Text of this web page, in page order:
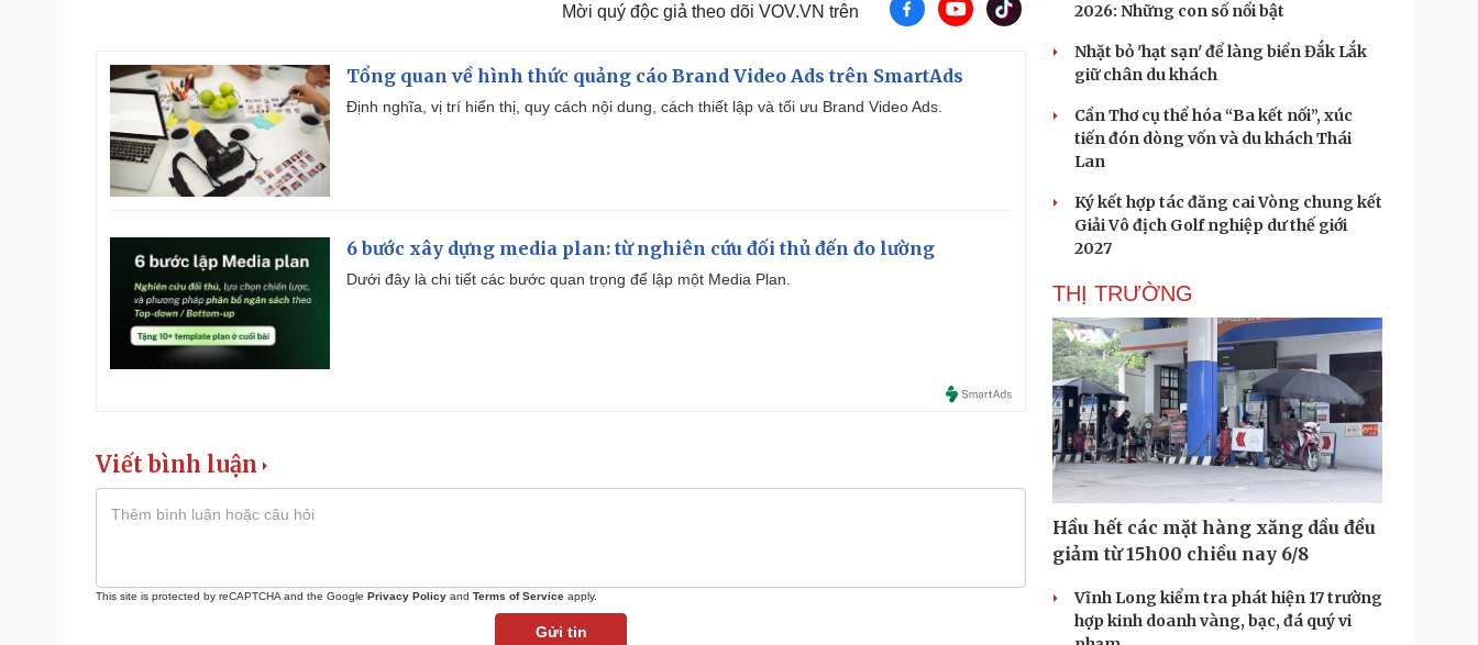
Mời quý độc giả theo dõi VOV.VN trên
Tổng quan về hình thức quảng cáo Brand Video Ads trên SmartAds
Định nghĩa, vị trí hiển thị, quy cách nội dung, cách thiết lập và tối ưu Brand Video Ads.
6 bước xây dựng media plan: từ nghiên cứu đối thủ đến đo lường
Dưới đây là chi tiết các bước quan trọng để lập một Media Plan.
Viết bình luận
This site is protected by reCAPTCHA and the Google Privacy Policy and Terms of Service apply.
Gửi tin
2026: Những con số nổi bật
Nhặt bỏ 'hạt sạn' để làng biển Đắk Lắk
giữ chân du khách
Cần Thơ cụ thể hóa “Ba kết nối”, xúc
tiến đón dòng vốn và du khách Thái
Lan
Ký kết hợp tác đăng cai Vòng chung kết
Giải Vô địch Golf nghiệp dư thế giới
2027
THỊ TRƯỜNG
Hầu hết các mặt hàng xăng dầu đều
giảm từ 15h00 chiều nay 6/8
Vĩnh Long kiểm tra phát hiện 17 trường
hợp kinh doanh vàng, bạc, đá quý vi